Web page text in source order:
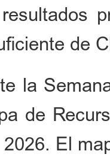
de
la
de
El